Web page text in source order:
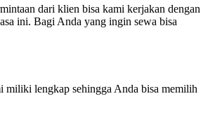
dari klien bisa kami kerjakan dengan
ini. Bagi Anda yang ingin sewa bisa
miliki lengkap sehingga Anda bisa memilih